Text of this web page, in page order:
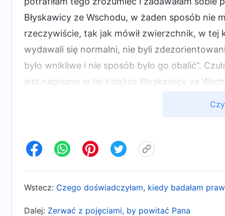
Błyskawicy ze Wschodu, w żaden sposób nie
rzeczywiście, tak jak mówił zwierzchnik, w tej
wydawali się normalni, nie byli
było wnikliwe i nie sposób było go obalić”.
jest napisane w tej książce Błyskawicy ze
Błyskawicę ze Wschodu.
Robiłam, co mogłam, by odizolować kościół,
Błyskawicy ze Wschodu. Prawie codziennie
zatrzymać. Pochłaniało to całą moją uwagę.
Wstecz: Czego doświadczyłam, kiedy badałam
Dalej: Zerwać z pojęciami, by powitać Pana